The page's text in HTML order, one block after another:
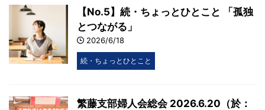
【No.5】続・ちょっとひとこと 「孤独
とつながる」
2026/6/18
続・ちょっとひとこと
繁藤支部婦人会総会 2026.6.20（於：